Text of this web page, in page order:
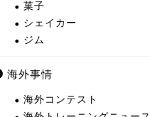
菓子
シェイカー
ジム
海外事情
海外コンテスト